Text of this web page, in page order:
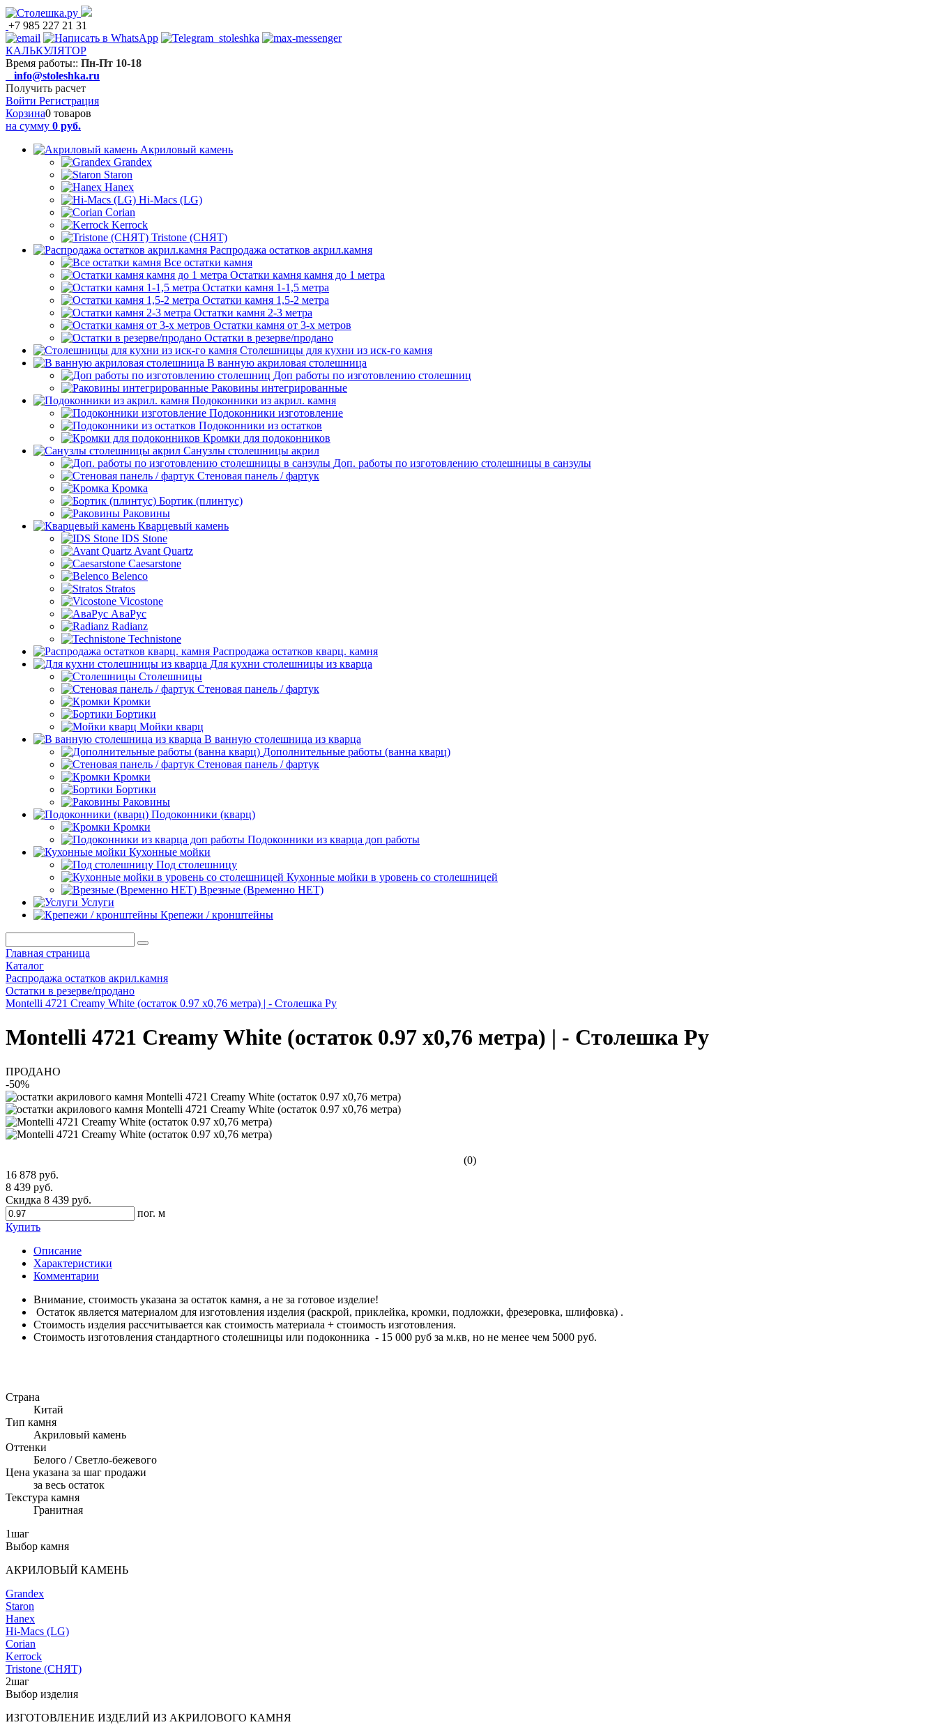
+7 985 227 21 31
КАЛЬКУЛЯТОР
Время работы:: Пн-Пт 10-18
info@stoleshka.ru
Получить расчет
Войти Регистрация
Корзина0 товаров
на сумму 0 руб.
Акриловый камень
Grandex
Staron
Hanex
Hi-Macs (LG)
Corian
Kerrock
Tristone (СНЯТ)
Распродажа остатков акрил.камня
Все остатки камня
Остатки камня камня до 1 метра
Остатки камня 1-1,5 метра
Остатки камня 1,5-2 метра
Остатки камня 2-3 метра
Остатки камня от 3-х метров
Остатки в резерве/продано
Столешницы для кухни из иск-го камня
В ванную акриловая столешница
Доп работы по изготовлению столешниц
Раковины интегрированные
Подоконники из акрил. камня
Подоконники изготовление
Подоконники из остатков
Кромки для подоконников
Санузлы столешницы акрил
Доп. работы по изготовлению столешницы в санзулы
Стеновая панель / фартук
Кромка
Бортик (плинтус)
Раковины
Кварцевый камень
IDS Stone
Avant Quartz
Caesarstone
Belenco
Stratos
Vicostone
АваРус
Radianz
Technistone
Распродажа остатков кварц. камня
Для кухни столешницы из кварца
Столешницы
Стеновая панель / фартук
Кромки
Бортики
Мойки кварц
В ванную столешница из кварца
Дополнительные работы (ванна кварц)
Стеновая панель / фартук
Кромки
Бортики
Раковины
Подоконники (кварц)
Кромки
Подоконники из кварца доп работы
Кухонные мойки
Под столешницу
Кухонные мойки в уровень со столешницей
Врезные (Временно НЕТ)
Услуги
Крепежи / кронштейны
Главная страница
Каталог
Распродажа остатков акрил.камня
Остатки в резерве/продано
Montelli 4721 Creamy White (остаток 0.97 х0,76 метра) | - Столешка Ру
Montelli 4721 Creamy White (остаток 0.97 х0,76 метра) | - Столешка Ру
ПРОДАНО
-50%
(0)
16 878 руб.
8 439 руб.
Скидка 8 439 руб.
пог. м
Купить
Описание
Характеристики
Комментарии
Внимание, стоимость указана за остаток камня, а не за готовое изделие!
Остаток является материалом для изготовления изделия (раскрой, приклейка, кромки, подложки, фрезеровка, шлифовка) .
Стоимость изделия рассчитывается как стоимость материала + стоимость изготовления.
Стоимость изготовления стандартного столешницы или подоконника - 15 000 руб за м.кв, но не менее чем 5000 руб.
Страна
Китай
Тип камня
Акриловый камень
Оттенки
Белого / Светло-бежевого
Цена указана за шаг продажи
за весь остаток
Текстура камня
Гранитная
1шаг
Выбор камня
АКРИЛОВЫЙ КАМЕНЬ
Grandex
Staron
Hanex
Hi-Macs (LG)
Corian
Kerrock
Tristone (СНЯТ)
2шаг
Выбор изделия
ИЗГОТОВЛЕНИЕ ИЗДЕЛИЙ ИЗ АКРИЛОВОГО КАМНЯ